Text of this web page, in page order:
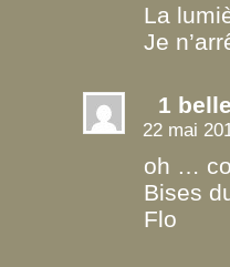
La
Je
1
22 mai
oh …
Bises
Flo